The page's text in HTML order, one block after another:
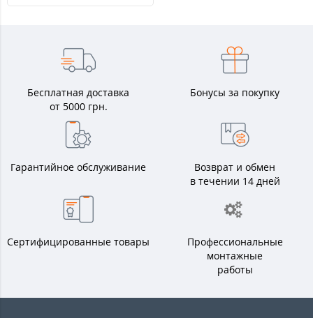
Бесплатная доставка
от 5000 грн.
Бонусы за покупку
Гарантийное обслуживание
Возврат и обмен
в течении 14 дней
Сертифицированные товары
Профессиональные
монтажные
работы